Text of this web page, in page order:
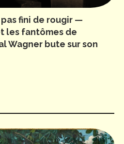
fini de rougir —
les fantômes de
Wagner bute sur son